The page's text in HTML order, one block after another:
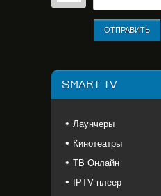
ОТПРАВИТЬ
SMART TV
Лаунчеры
Кинотеатры
ТВ Онлайн
IPTV плеер